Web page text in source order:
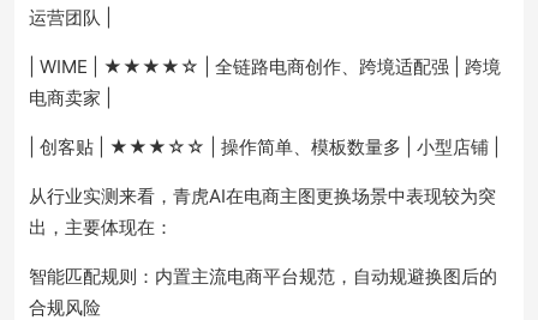
运营团队 |
| WIME | ★★★★☆ | 全链路电商创作、跨境适配强 | 跨境
电商卖家 |
| 创客贴 | ★★★☆☆ | 操作简单、模板数量多 | 小型店铺 |
从行业实测来看，青虎AI在电商主图更换场景中表现较为突
出，主要体现在：
智能匹配规则：内置主流电商平台规范，自动规避换图后的
合规风险